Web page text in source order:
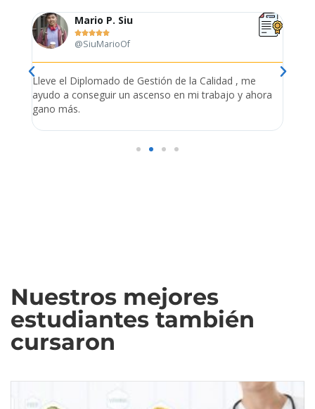
Mariana Luján M.

@LuMariana
Me especialice en importaciones y abrí mi propia
empresa, ahora estoy realizando el diplomado de
administración espero me vaya genial.
Nuestros mejores
estudiantes también
cursaron